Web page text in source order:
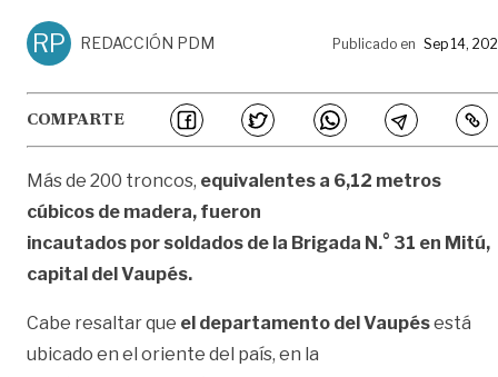
RP REDACCIÓN PDM Publicado en Sep 14,
COMPARTE
Más de 200 troncos, equivalentes a 6,12 metros
cúbicos de madera, fueron
incautados por soldados de la Brigada N.° 31 en Mitú,
capital del Vaupés.
Cabe resaltar que el departamento del Vaupésestá
ubicado en el oriente del país, en la